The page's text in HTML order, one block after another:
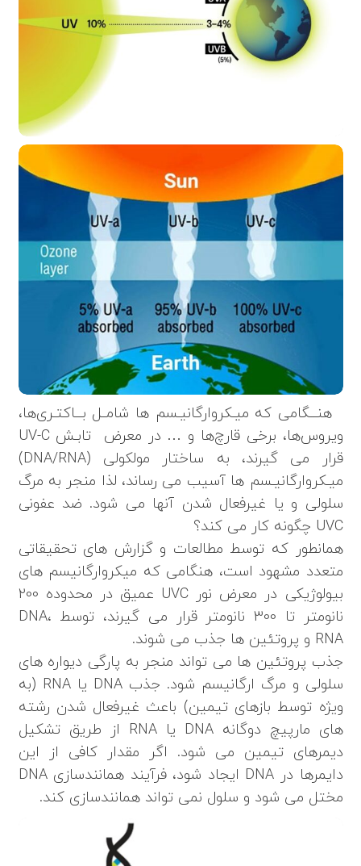
هنـــگامی که میـکروارگانیـسم ها شامــل بـــاکتـری‌ها،
ویروس‌ها، برخی قارچ‌ها و … در معرض تابـش UV-C
قرار می گیرند، به ساختار مولکولی (DNA/RNA)
میـکروارگانیـسم ها آسیب می رساند، لذا منجر به مرگ
سلولی و یا غیرفعال شدن آنها می شود. ضد عفونی
UVC چگونه کار می کند؟
همانطور که توسط مطالعات و گزارش های تحقیقاتی
متعدد مشهود است، هنگامی که میکروارگانیسم های
بیولوژیکی در معرض نور UVC عمیق در محدوده 200
نانومتر تا 300 نانومتر قرار می گیرند، توسط DNA،
RNA و پروتئین ها جذب می شوند.
جذب پروتئین ها می تواند منجر به پارگی دیواره های
سلولی و مرگ ارگانیسم شود. جذب DNA یا RNA (به
ویژه توسط بازهای تیمین) باعث غیرفعال شدن رشته
های مارپیچ دوگانه DNA یا RNA از طریق تشکیل
دیمرهای تیمین می شود. اگر مقدار کافی از این
دایمرها در DNA ایجاد شود، فرآیند همانندسازی DNA
مختل می شود و سلول نمی تواند همانندسازی کند.